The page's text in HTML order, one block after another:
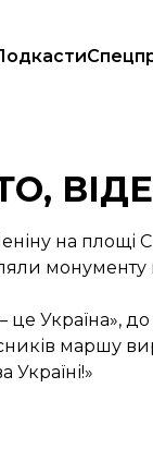
на площі
монументу
це Україна»,
маршу
Україні!»